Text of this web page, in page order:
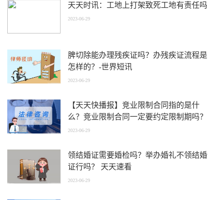
天天时讯：工地上打架致死工地有责任吗
2023-06-29
脾切除能办理残疾证吗？办残疾证流程是
怎样的？-世界短讯
2023-06-29
【天天快播报】竞业限制合同指的是什
么？竞业限制合同一定要约定限制期吗？
2023-06-29
领结婚证需要婚检吗？举办婚礼不领结婚
证行吗？ 天天速看
2023-06-29